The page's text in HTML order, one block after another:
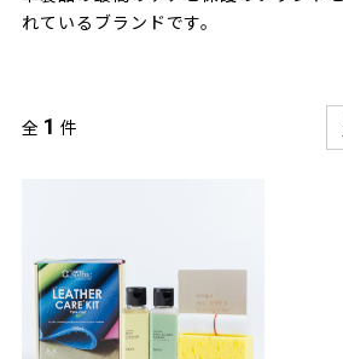
れているブランドです。
全 1 件